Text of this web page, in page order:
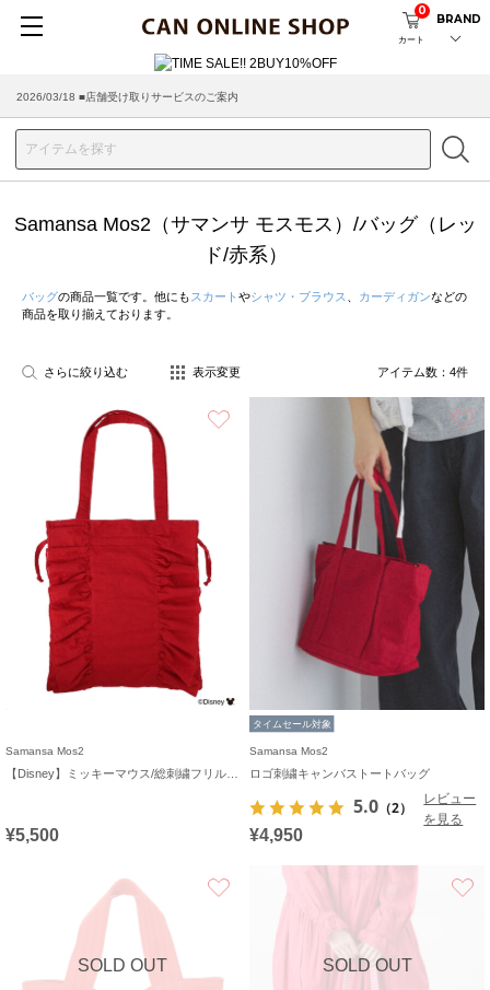
カート
0
BRAND
2026/03/18 ■店舗受け取りサービスのご案内
Samansa Mos2（サマンサ モスモス）/バッグ（レッ
ド/赤系）
バッグの商品一覧です。他にも スカート やシャツ・ブラウス カーディガンなどの
商品を取り揃えております。
さらに絞り込む 表示変更 アイテム数： 4件
Samansa Mos2
¥5,500
タイムセール対象
Samansa Mos2
ロゴ刺繍キャンバストートバッグ
5.0 （2）
レビュー
を見る
¥4,950
SOLD OUT
お気に入り
SOLD OUT